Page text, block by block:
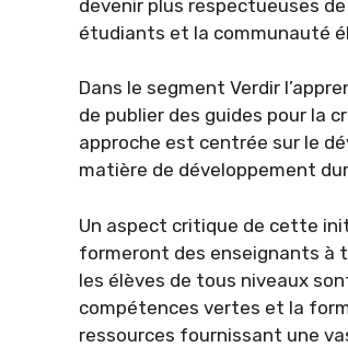
devenir plus respectueuses
étudiants et la communauté
Dans le segment Verdir
de publier des guides pour la
approche est centrée sur le
matière de développement
Un aspect critique de cette
formeront des enseignants à
les élèves de tous niveaux
compétences vertes et la
ressources fournissant une